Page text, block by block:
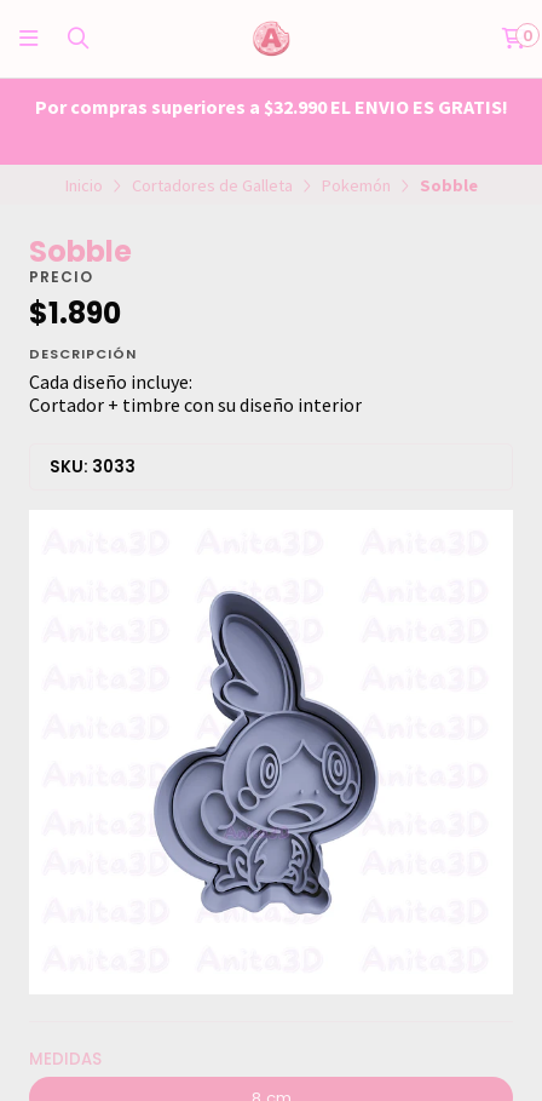
0
Por compras superiores a $32.990 EL ENVIO ES GRATIS!
Inicio Cortadores de Galleta Pokemón Sobble
Sobble
PRECIO
$1.890
DESCRIPCIÓN
Cada diseño incluye:
Cortador + timbre con su diseño interior
SKU: 3033
MEDIDAS